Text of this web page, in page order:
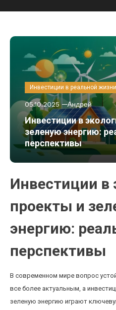
Инвестиции в реальной жизни
05.10.2025 Андрей
Инвестиции в
зеленую энергию:
перспективы
Инвестиции в
проекты и
энергию:
перспективы
В современном мире вопрос
все более актуальным, а
зеленую энергию играют